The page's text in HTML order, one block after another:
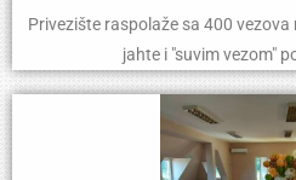
Privezište raspolaže sa 400
jahte i "suvim vezom"